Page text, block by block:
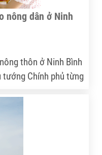
nông dân ở Ninh
thôn ở Ninh Bình
Chính phủ từng